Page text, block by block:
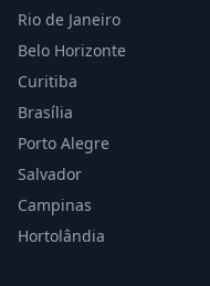
Rio de Janeiro
Belo Horizonte
Curitiba
Brasília
Porto Alegre
Salvador
Campinas
Hortolândia